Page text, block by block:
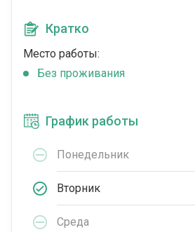
Кратко
Место работы:
Без проживания
График работы
Понедельник
Вторник
Среда